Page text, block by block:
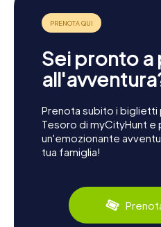
Sei pronto a
Prenota subito i biglietti
Tesoro di myCityHunt e
un'emozionante
tua famiglia!